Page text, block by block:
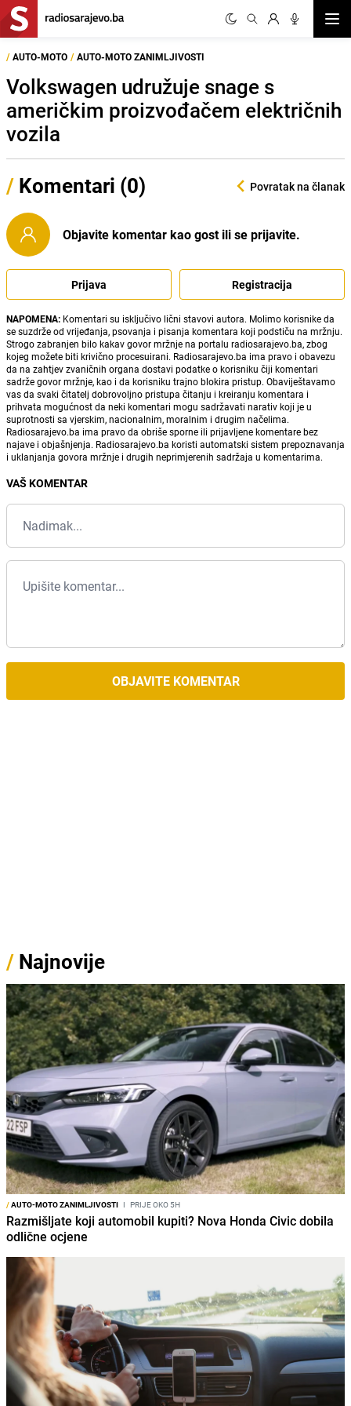
/ AUTO-MOTO / AUTO-MOTO ZANIMLJIVOSTI
Volkswagen udružuje snage s
američkim proizvođačem električnih
vozila
/ Komentari (0) Povratak na članak
Objavite komentar kao gost ili se prijavite.
Prijava Registracija
NAPOMENA: Komentari su isključivo lični stavovi autora. Molimo korisnike da
se suzdrže od vrijeđanja, psovanja i pisanja komentara koji podstiču na mržnju.
Strogo zabranjen bilo kakav govor mržnje na portalu radiosarajevo.ba, zbog
kojeg možete biti krivično procesuirani. Radiosarajevo.ba ima pravo i obavezu
da na zahtjev zvaničnih organa dostavi podatke o korisniku čiji komentari
sadrže govor mržnje, kao i da korisniku trajno blokira pristup. Obaviještavamo
vas da svaki čitatelj dobrovoljno pristupa čitanju i kreiranju komentara i
prihvata mogućnost da neki komentari mogu sadržavati narativ koji je u
suprotnosti sa vjerskim, nacionalnim, moralnim i drugim načelima.
Radiosarajevo.ba ima pravo da obriše sporne ili prijavljene komentare bez
najave i objašnjenja. Radiosarajevo.ba koristi automatski sistem prepoznavanja
i uklanjanja govora mržnje i drugih neprimjerenih sadržaja u komentarima.
VAŠ KOMENTAR
OBJAVITE KOMENTAR
/ Najnovije
/AUTO-MOTO ZANIMLJIVOSTI I PRIJE OKO 5H
Razmišljate koji automobil kupiti? Nova Honda Civic dobila
odlične ocjene